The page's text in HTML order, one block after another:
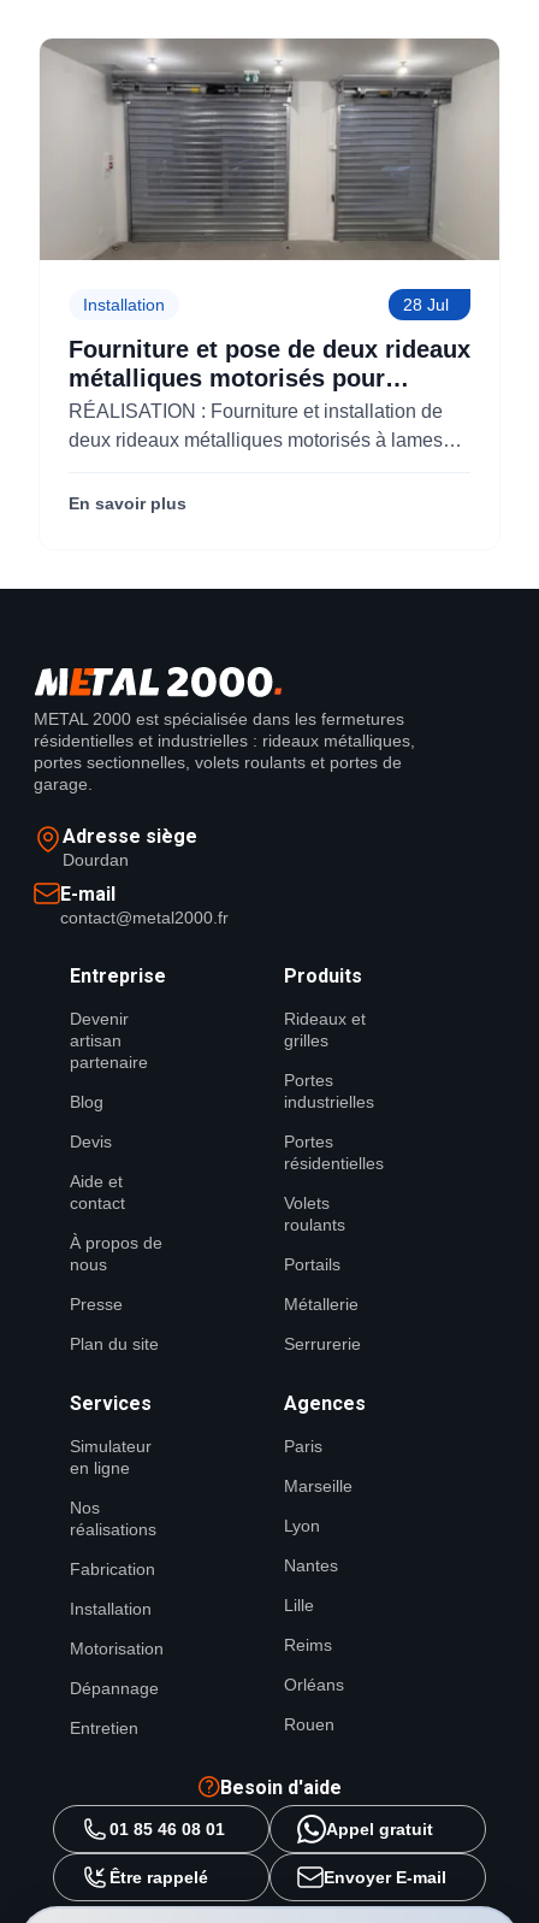
Installation 28 Jul
Fourniture et pose de deux rideaux
métalliques motorisés pour
KOLAM à Paris 3 (75)
RÉALISATION : Fourniture et installation de
deux rideaux métalliques motorisés à lames
(75003).
En savoir plus
METAL 2000 est spécialisée dans les fermetures
résidentielles et industrielles : rideaux métalliques,
portes sectionnelles, volets roulants et portes de
garage.
Adresse siège
Dourdan
E-mail
contact@metal2000.fr
Entreprise
Devenir
artisan
partenaire
Blog
Devis
Aide et
contact
À propos de
nous
Presse
Plan du site
Produits
Rideaux et
grilles
Portes
industrielles
Portes
résidentielles
Volets
roulants
Portails
Métallerie
Serrurerie
Services
Simulateur
en ligne
Nos
réalisations
Fabrication
Installation
Motorisation
Dépannage
Entretien
Agences
Paris
Marseille
Lyon
Nantes
Lille
Reims
Orléans
Rouen
Besoin d'aide
01 85 46 08 01 Appel gratuit
Être rappelé Envoyer E-mail